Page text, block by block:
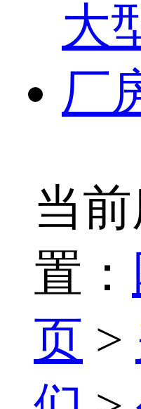
大
厂
当
置：
页 >